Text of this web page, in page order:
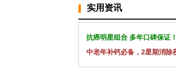
实用资讯
抗癌明星组合 多年口碑保证
中老年补钙必备，2星期消除